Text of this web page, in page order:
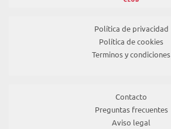
Política de privacidad
Política de cookies
Terminos y condiciones
Contacto
Preguntas frecuentes
Aviso legal